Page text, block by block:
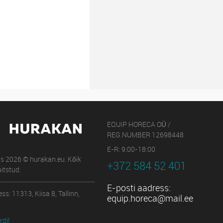
2026 © hurakan.eu. Kõik
11313, Kiisa 8, Tallinn,
EQUIP HORECA OÜ /
REG.NUMBER 12698448
E-R: 9:00-18:00
+372 584 52 401
E-posti aadress:
equip.horeca@mail.ee